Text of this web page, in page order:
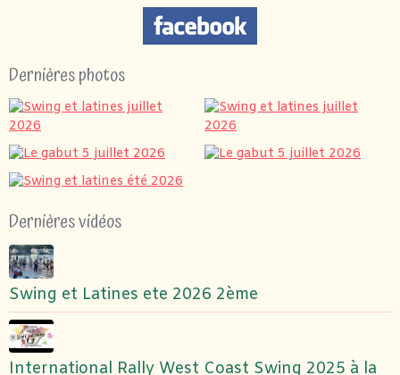
Dernières photos
Dernières vidéos
Swing et Latines ete 2026 2ème
International Rally West Coast Swing 2025 à la